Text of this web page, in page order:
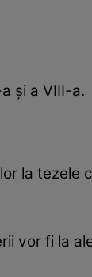
şi a VIII-a.
la tezele
vor fi la